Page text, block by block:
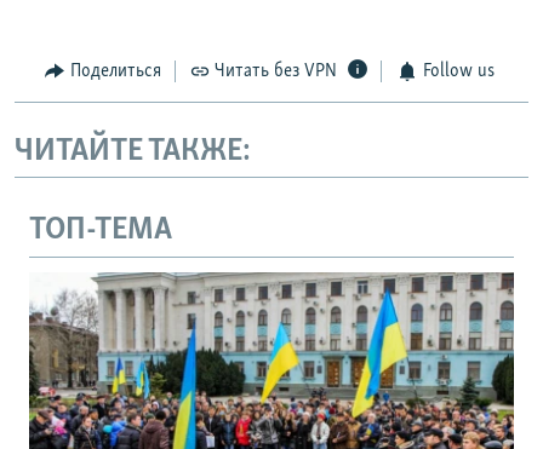
Поделиться Читать без VPN Follow us
ЧИТАЙТЕ ТАКЖЕ:
ТОП-ТЕМА